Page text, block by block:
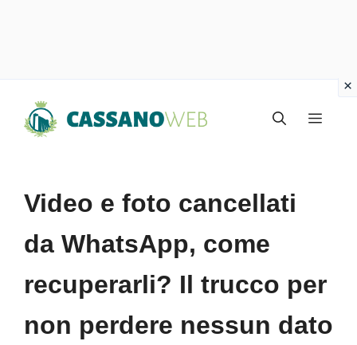
Menu
Video e foto cancellati
da WhatsApp, come
recuperarli? Il trucco per
non perdere nessun dato